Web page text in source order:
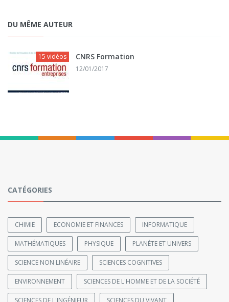
DU MÊME AUTEUR
15 vidéos CNRS Formation
12/01/2017
CATÉGORIES
CHIMIE ECONOMIE ET FINANCES INFORMATIQUE
MATHÉMATIQUES PHYSIQUE PLANÈTE ET UNIVERS
SCIENCE NON LINÉAIRE SCIENCES COGNITIVES
ENVIRONNEMENT SCIENCES DE L'HOMME ET DE LA SOCIÉTÉ
SCIENCES DE L'INGÉNIEUR SCIENCES DU VIVANT